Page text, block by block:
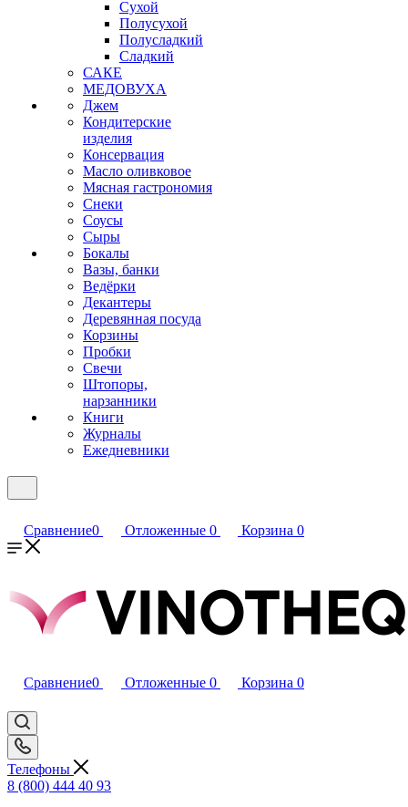
Сухой
Полусухой
Полусладкий
Сладкий
САКЕ
МЕДОВУХА
Джем
Кондитерские
изделия
Консервация
Масло оливковое
Мясная гастрономия
Снеки
Соусы
Сыры
Бокалы
Вазы, банки
Ведёрки
Декантеры
Деревянная посуда
Корзины
Пробки
Свечи
Штопоры,
нарзанники
Книги
Журналы
Ежедневники
Сравнение0 Отложенные 0 Корзина 0
Сравнение0 Отложенные 0 Корзина 0
Телефоны
8 (800) 444 40 93